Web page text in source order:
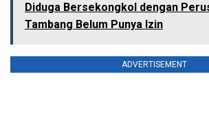
Diduga Bersekongkol dengan
Tambang Belum Punya Izin
ADVERTISEMENT